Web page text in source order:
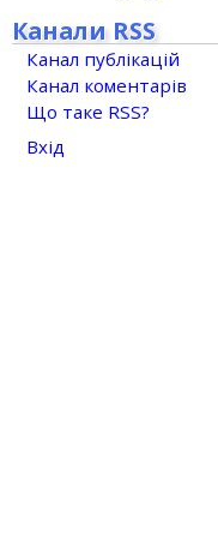
Канали RSS
Канал публікацій
Канал коментарів
Що таке RSS?
Вхід